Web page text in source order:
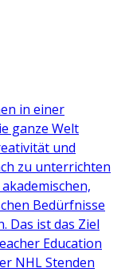
in einer
ganze Welt
und
zu unterrichten
Bedürfnisse
Das ist das Ziel
Education
NHL Stenden